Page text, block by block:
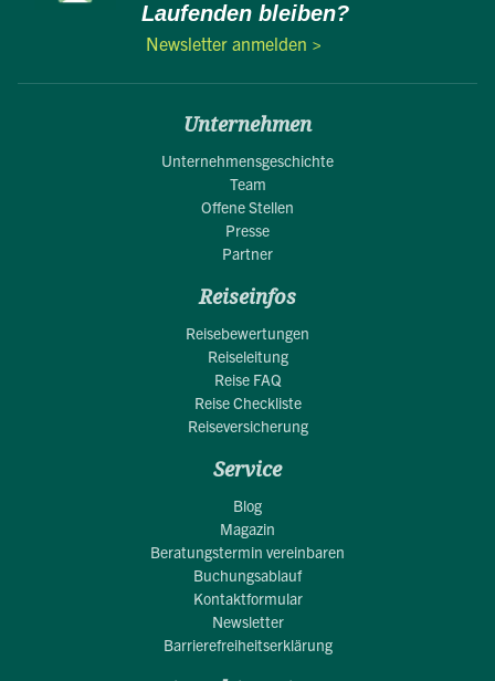
Laufenden bleiben?
Newsletter anmelden >
Unternehmen
Unternehmensgeschichte
Team
Offene Stellen
Presse
Partner
Reiseinfos
Reisebewertungen
Reiseleitung
Reise FAQ
Reise Checkliste
Reiseversicherung
Service
Blog
Magazin
Beratungstermin vereinbaren
Buchungsablauf
Kontaktformular
Newsletter
Barrierefreiheitserklärung